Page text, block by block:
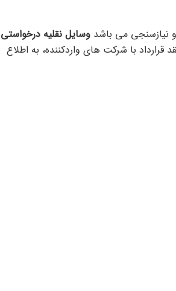
نیازسنجی می باشد وسایل نقلیه درخواستی
با شرکت های واردکننده، به اطلاع